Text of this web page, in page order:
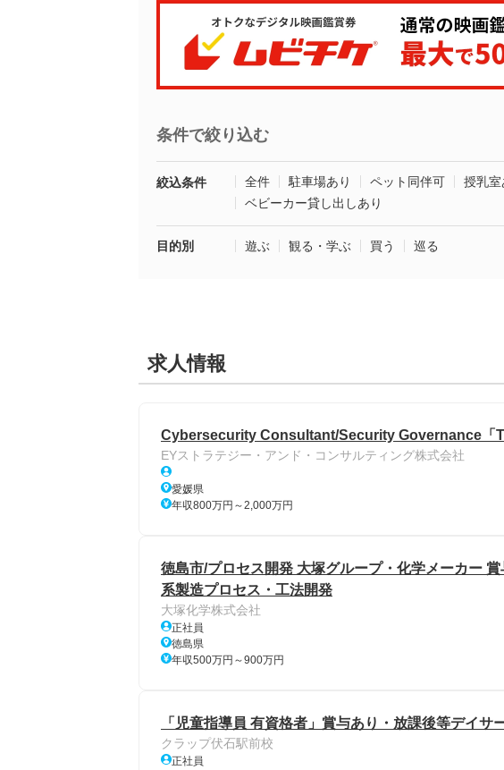
条件で絞り込む
絞込条件 全件 駐車場あり ペット同伴可 授乳室
ベビーカー貸し出しあり
目的別 遊ぶ 観る・学ぶ 買う 巡る
求人情報
Cybersecurity Consultant/Security Governance「
EYストラテジー・アンド・コンサルティング株式会社
愛媛県
年収800万円～2,000万円
徳島市/プロセス開発 大塚グループ・化学メーカー
系製造プロセス・工法開発
大塚化学株式会社
正社員
徳島県
年収500万円～900万円
「児童指導員 有資格者」賞与あり・放課後等デイサ
クラップ伏石駅前校
正社員